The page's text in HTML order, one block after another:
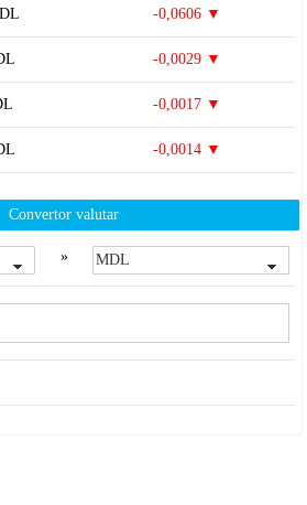
-0,0606 ▼
-0,0029 ▼
-0,0017 ▼
-0,0014 ▼
Convertor valutar
»